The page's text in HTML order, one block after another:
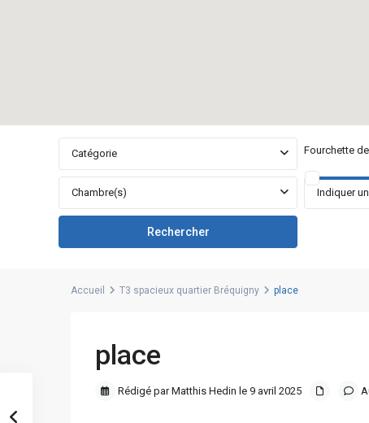
Catégorie Fourchette
Chambre(s)
Accueil T3 spacieux quartier Bréquigny place
place
Rédigé par Matthis Hedin le 9 avril 2025